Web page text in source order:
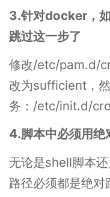
3.针对docker，
跳过这一步了
修改/etc/pam.d/
改为sufficient，
务：/etc/init.d/
4.脚本中必须用绝
无论是shell脚本
路径必须都是绝对